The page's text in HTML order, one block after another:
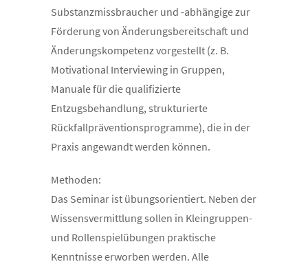
Substanzmissbraucher und -abhängige zur
Förderung von Änderungsbereitschaft und
Änderungskompetenz vorgestellt (z. B.
Motivational Interviewing in Gruppen,
Manuale für die qualifizierte
Entzugsbehandlung, strukturierte
Rückfallpräventionsprogramme), die in der
Praxis angewandt werden können.
Methoden:
Das Seminar ist übungsorientiert. Neben der
Wissensvermittlung sollen in Kleingruppen-
und Rollenspielübungen praktische
Kenntnisse erworben werden. Alle